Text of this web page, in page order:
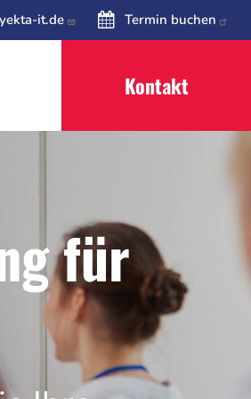
it.de Termin buchen
Kontakt
für